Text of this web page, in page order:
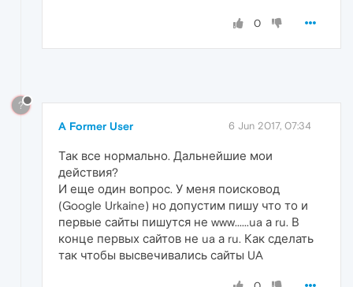
0
?
A Former User 6 Jun 2017, 07:34
Так все нормально. Дальнейшие мои
действия?
И еще один вопрос. У меня поисковод
(Google Urkaine) но допустим пишу что то и
первые сайты пишутся не www......ua а ru. В
конце первых сайтов не ua а ru. Как сделать
так чтобы высвечивались сайты UA